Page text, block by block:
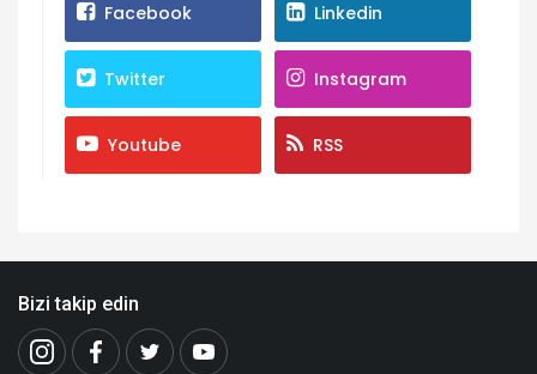
Facebook Linkedin
Twitter Instagram
Youtube RSS
Bizi takip edin